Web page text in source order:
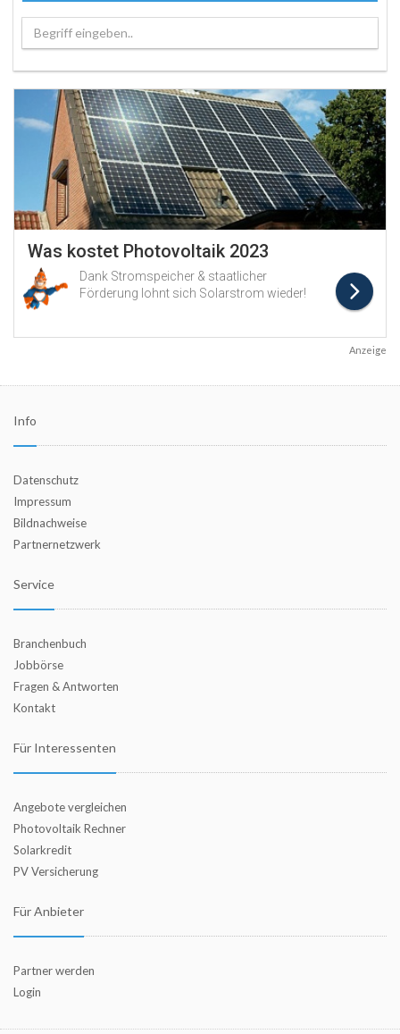
Begriff eingeben..
Anzeige
Info
Datenschutz
Impressum
Bildnachweise
Partnernetzwerk
Service
Branchenbuch
Jobbörse
Fragen & Antworten
Kontakt
Für Interessenten
Angebote vergleichen
Photovoltaik Rechner
Solarkredit
PV Versicherung
Für Anbieter
Partner werden
Login